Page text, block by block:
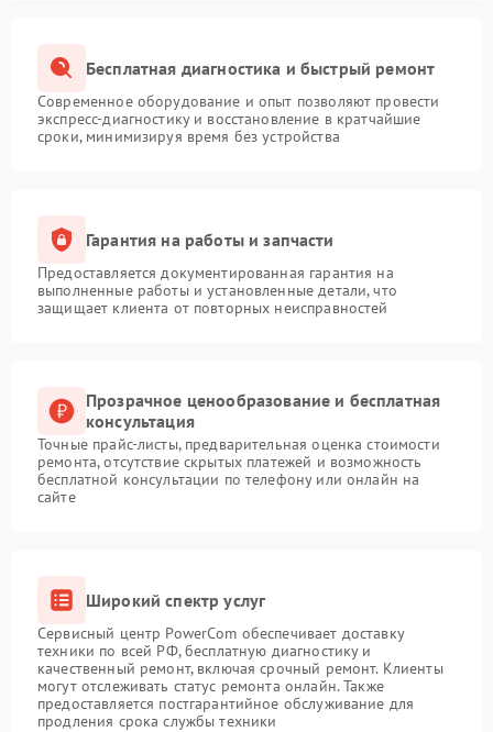
Бесплатная диагностика и быстрый ремонт
Современное оборудование и опыт позволяют провести
экспресс-диагностику и восстановление в кратчайшие
сроки, минимизируя время без устройства
Гарантия на работы и запчасти
Предоставляется документированная гарантия на
выполненные работы и установленные детали, что
защищает клиента от повторных неисправностей
Прозрачное ценообразование и бесплатная
консультация
Точные прайс-листы, предварительная оценка стоимости
ремонта, отсутствие скрытых платежей и возможность
бесплатной консультации по телефону или онлайн на
сайте
Широкий спектр услуг
Сервисный центр PowerCom обеспечивает доставку
техники по всей РФ, бесплатную диагностику и
качественный ремонт, включая срочный ремонт. Клиенты
могут отслеживать статус ремонта онлайн. Также
предоставляется постгарантийное обслуживание для
продления срока службы техники